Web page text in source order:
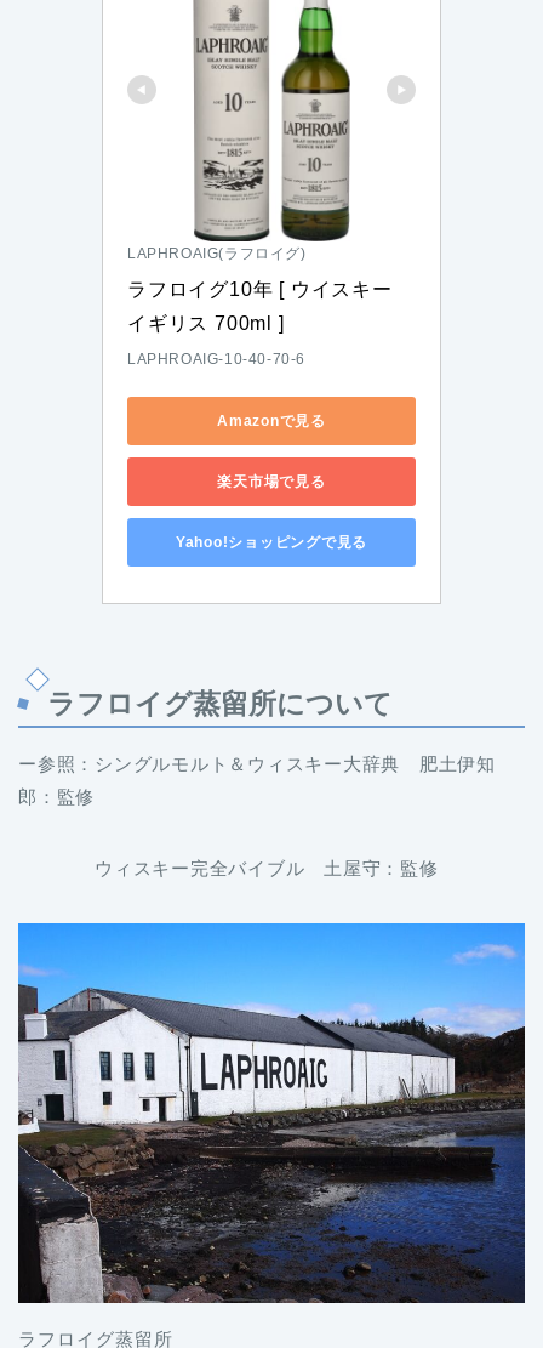
LAPHROAIG(ラフロイグ)
ラフロイグ10年 [ ウイスキー
イギリス 700ml ]
LAPHROAIG-10-40-70-6
Amazonで見る
楽天市場で見る
Yahoo!ショッピングで見る
ラフロイグ蒸留所について
ー参照：シングルモルト＆ウィスキー大辞典 肥土伊知
郎：監修
ウィスキー完全バイブル 土屋守：監修
ラフロイグ蒸留所